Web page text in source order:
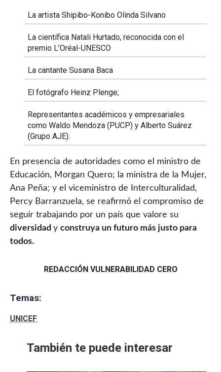
La artista Shipibo-Konibo Olinda Silvano
La científica Natali Hurtado, reconocida con el
premio L’Oréal-UNESCO
La cantante Susana Baca
El fotógrafo Heinz Plenge;
Representantes académicos y empresariales
como Waldo Mendoza (PUCP) y Alberto Suárez
(Grupo AJE).
En presencia de autoridades como el ministro de
Educación, Morgan Quero; la ministra de la Mujer,
Ana Peña; y el viceministro de Interculturalidad,
Percy Barranzuela, se reafirmó el compromiso de
seguir trabajando por un país que valore su
diversidad y construya un futuro más justo para
todos.
REDACCIÓN VULNERABILIDAD CERO
Temas:
UNICEF
También te puede interesar